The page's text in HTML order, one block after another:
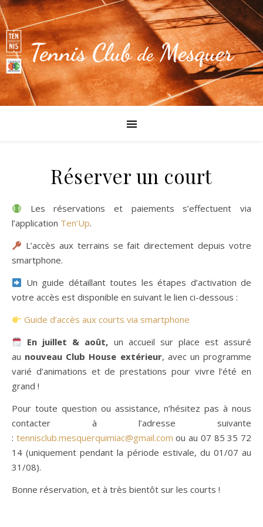
Réserver un court
Les réservations et paiements s’effectuent via
l’application Ten’Up.
L’accès aux terrains se fait directement depuis votre
smartphone.
Un guide détaillant toutes les étapes d’activation de
votre accès est disponible en suivant le lien ci-dessous :
Guide d’accès aux courts via smartphone
En juillet & août, un accueil sur place est assuré
au nouveau Club House extérieur, avec un programme
varié d’animations et de prestations pour vivre l’été en
grand !
Pour toute question ou assistance, n’hésitez pas à nous
contacter à l’adresse suivante
: tennisclub.mesquerquimiac@gmail.com ou au 07 85 35 72
14 (uniquement pendant la période estivale, du 01/07 au
31/08).
Bonne réservation, et à très bientôt sur les courts !